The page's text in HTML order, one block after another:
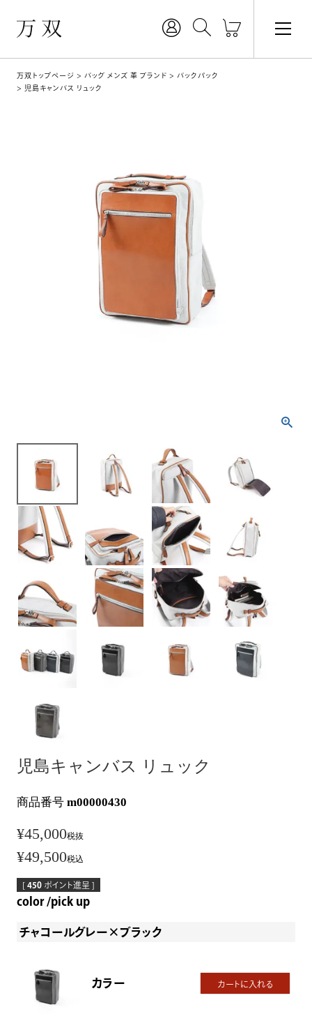
万双トップページ バッグ メンズ 革 ブランド
バックパック
児島キャンバス リュック
児島キャンバス リュック
商品番号 m00000430
¥45,000税抜
¥49,500税込
[ 450 ポイント進呈 ]
color pick up
チャコールグレー×ブラック
カラー カートに入れる